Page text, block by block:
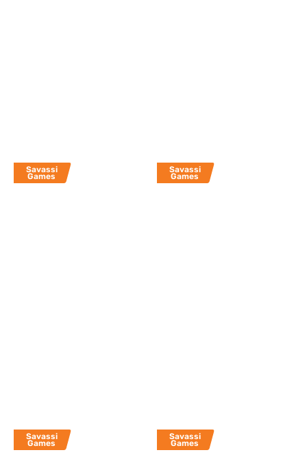
Savassi
Games
Savassi
Games
Savassi
Games
Savassi
Games